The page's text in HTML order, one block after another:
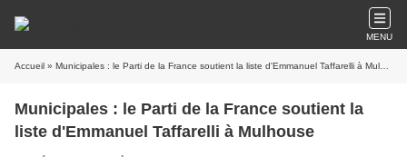
MENU
Accueil » Municipales : le Parti de la France soutient la liste d'Emmanuel Taffarelli à Mulhouse
Municipales : le Parti de la France soutient la
liste d'Emmanuel Taffarelli à Mulhouse